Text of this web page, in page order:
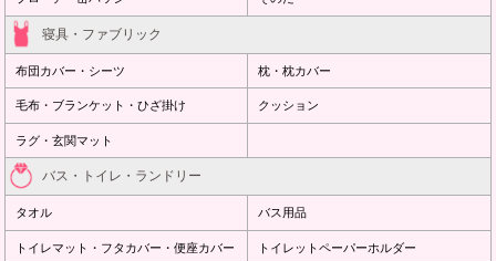
寝具・ファブリック
布団カバー・シーツ 枕・枕カバー
毛布・ブランケット・ひざ掛け クッション
ラグ・玄関マット
バス・トイレ・ランドリー
タオル バス用品
トイレマット・フタカバー・便座カバー トイレットペーパーホルダー